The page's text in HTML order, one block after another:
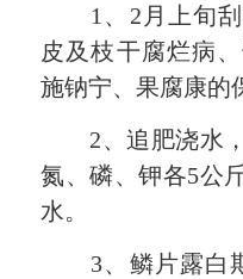
1、2月上旬刮
皮及枝干腐烂病
施钠宁、果腐康的
2、追肥浇水，
氮、磷、钾各5公
水。
3、鳞片露白期